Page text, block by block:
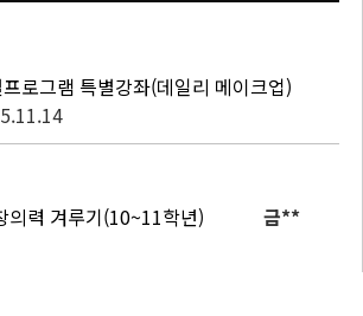
로그램 특별강좌(데일리 메이크업)
의력 겨루기(10~11학년)
금**